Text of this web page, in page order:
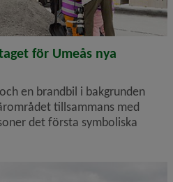
för Umeås nya
en brandbil i bakgrunden
tillsammans med
det första symboliska